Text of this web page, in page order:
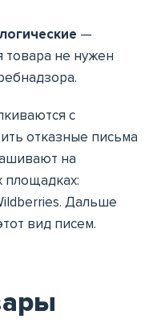
—
товара не нужен
с
отказные письма
на
площадках:
Дальше
вид писем.